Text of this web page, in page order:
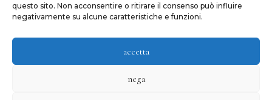
questo sito. Non acconsentire o ritirare il consenso può influire
negativamente su alcune caratteristiche e funzioni.
accetta
nega
© 2023 La Maison Des Reves | All rights reserved
and by